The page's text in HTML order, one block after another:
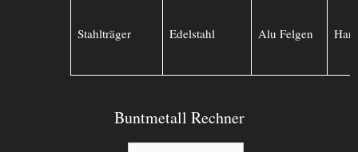
Stahlträger Edelstahl Alu Felgen
Buntmetall Rechner